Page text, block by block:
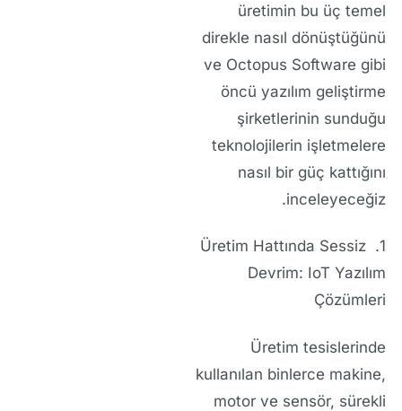
üretimin bu üç temel
direkle nasıl dönüştüğünü
ve Octopus Software gibi
öncüyazılım geliştirme
şirketlerinin sunduğu
teknolojilerin işletmelere
nasıl bir güç kattığını
inceleyeceğiz.
1. Üretim Hattında Sessiz
Devrim: IoT Yazılım
Çözümleri
Üretim tesislerinde
kullanılan binlerce makine,
motor ve sensör, sürekli